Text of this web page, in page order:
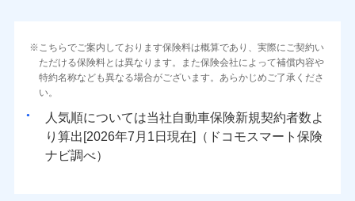
こちらでご案内しております保険料は概算であり、実際にご契約い
ただける保険料とは異なります。また保険会社によって補償内容や
特約名称なども異なる場合がございます。あらかじめご了承くださ
い。
人気順については当社
新規契約者数よ
り算出[
年 月
日現在]（ドコモスマート保険
ナビ調べ）